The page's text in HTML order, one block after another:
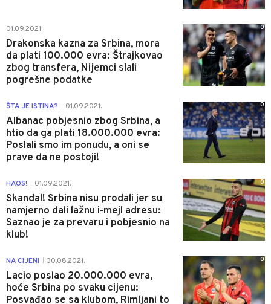
01.09.2021.
Drakonska kazna za Srbina, mora
da plati 100.000 evra: Štrajkovao
zbog transfera, Nijemci slali
pogrešne podatke
0
ŠTA JE ISTINA? 01.09.2021.
Albanac pobjesnio zbog Srbina, a
htio da ga plati 18.000.000 evra:
Poslali smo im ponudu, a oni se
prave da ne postoji!
0
HAOS! 01.09.2021.
Skandal! Srbina nisu prodali jer su
namjerno dali lažnu i-mejl adresu:
Saznao je za prevaru i pobjesnio na
klub!
0
NA CIJENI 30.08.2021.
Lacio poslao 20.000.000 evra,
hoće Srbina po svaku cijenu:
Posvađao se sa klubom, Rimljani to
0